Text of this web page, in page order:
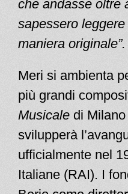
che andasse oltre
sapessero
maniera originale”.
Meri si ambienta
più grandi
Musicale di
svilupperà
ufficialmente nel
Italiane (RAI). I